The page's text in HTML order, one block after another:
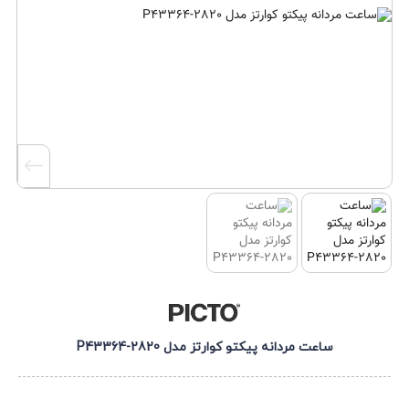
ساعت مردانه پیکتو کوارتز مدل P43364-2820